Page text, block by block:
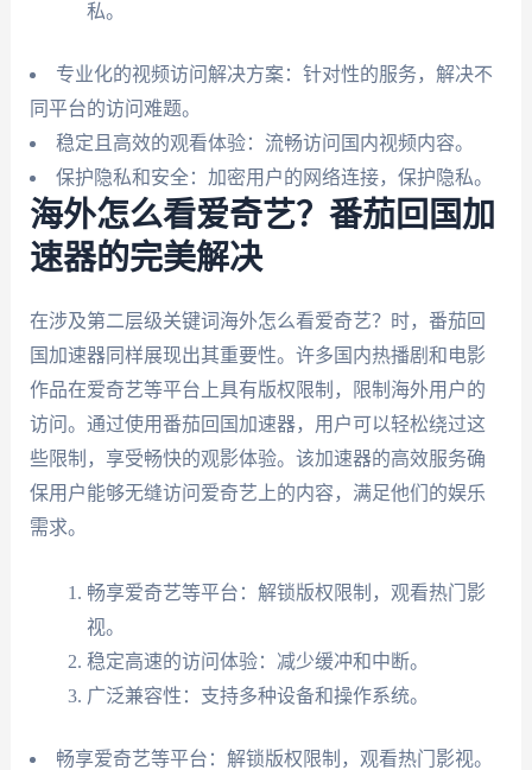
私。
专业化的视频访问解决方案：针对性的服务，解决不
同平台的访问难题。
稳定且高效的观看体验：流畅访问国内视频内容。
保护隐私和安全：加密用户的网络连接，保护隐私。
海外怎么看爱奇艺？番茄回国加
速器的完美解决
在涉及第二层级关键词海外怎么看爱奇艺？时，番茄回
国加速器同样展现出其重要性。许多国内热播剧和电影
作品在爱奇艺等平台上具有版权限制，限制海外用户的
访问。通过使用番茄回国加速器，用户可以轻松绕过这
些限制，享受畅快的观影体验。该加速器的高效服务确
保用户能够无缝访问爱奇艺上的内容，满足他们的娱乐
需求。
畅享爱奇艺等平台：解锁版权限制，观看热门影
视。
稳定高速的访问体验：减少缓冲和中断。
广泛兼容性：支持多种设备和操作系统。
畅享爱奇艺等平台：解锁版权限制，观看热门影视。